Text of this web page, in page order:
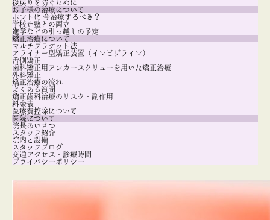
後戻りを防ぐために
お子様の治療について
ホントに 今治療するべき？
学校や塾との両立
進学などの引っ越しの予定
矯正治療について
マルチブラケット法
アライナー型矯正装置（インビザライン）
舌側矯正
歯科矯正用アンカースクリューを用いた矯正治療
外科矯正
矯正治療の流れ
よくある質問
矯正歯科治療のリスク・副作用
料金表
医療費控除について
医院について
院長あいさつ
スタッフ紹介
院内と設備
スタッフブログ
交通アクセス・診療時間
プライバシーポリシー